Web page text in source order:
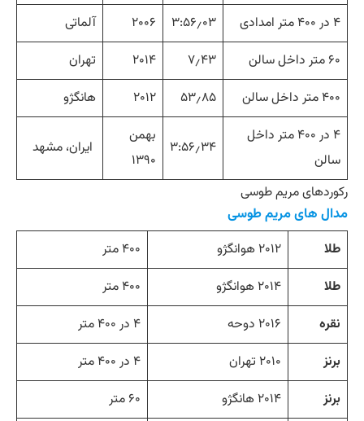
۴ در ۴۰۰ متر امدادی
۳:۵۶٫۰۳ ۲۰۰۶
آلماتی
۶۰ متر داخل سالن
۷٫۴۳ ۲۰۱۴
تهران
۴۰۰ متر داخل سالن
۵۳٫۸۵ ۲۰۱۲
هانگژو
۴ در ۴۰۰ متر داخل
سالن
۳:۵۶٫۳۴
بهمن
۱۳۹۰
ایران، مشهد
رکوردهای مریم طوسی
مدال های مریم طوسی
طلا ۲۰۱۲ هوانگژو
۴۰۰ متر
طلا
۲۰۱۴ هوانگژو
۴۰۰ متر
نقره
۲۰۱۶ دوحه
۴ در ۴۰۰ متر
برنز
۲۰۱۰ تهران
۴ در ۴۰۰ متر
برنز
۲۰۱۴ هانگژو
۶۰ متر